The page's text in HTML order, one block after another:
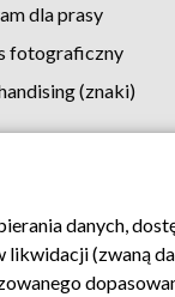
dla prasy
fotograficzny
(znaki)
reklamy Kontakt
danych,
(zwaną